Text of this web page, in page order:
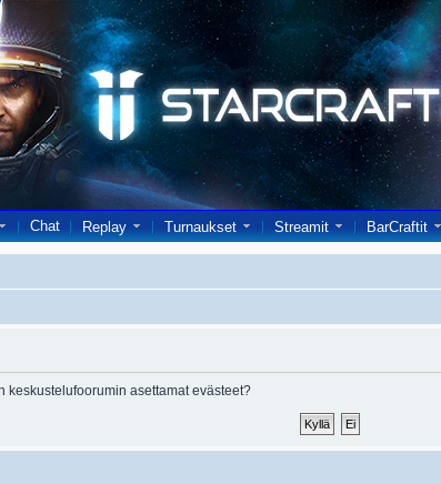
Chat Replay Turnaukset Streamit BarCraftit
keskustelufoorumin asettamat evästeet?